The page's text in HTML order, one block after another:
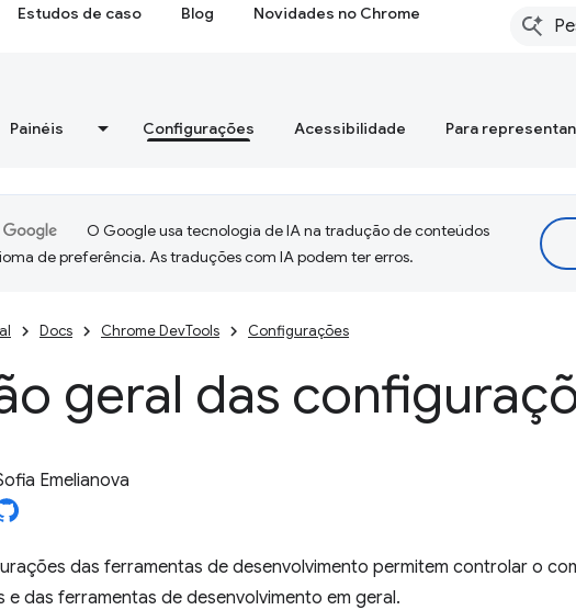
Estudos de caso Blog Novidades no Chrome
Painéis Configurações Acessibilidade Para
O Google usa tecnologia de IA na tradução de conteúdos
de preferência. As traduções com IA podem ter erros.
Docs Chrome DevTools Configurações
geral das
Emelianova
das ferramentas de desenvolvimento permitem controlar o
e das ferramentas de desenvolvimento em geral.